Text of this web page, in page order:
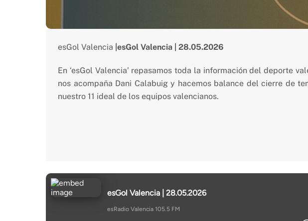
esGol Valencia |esGol Valencia | 28.05.2026
En ‘esGol Valencia’ repasamos toda la información del deporte
nos acompaña Dani Calabuig y hacemos balance del cierre de
nuestro 11 ideal de los equipos valencianos.